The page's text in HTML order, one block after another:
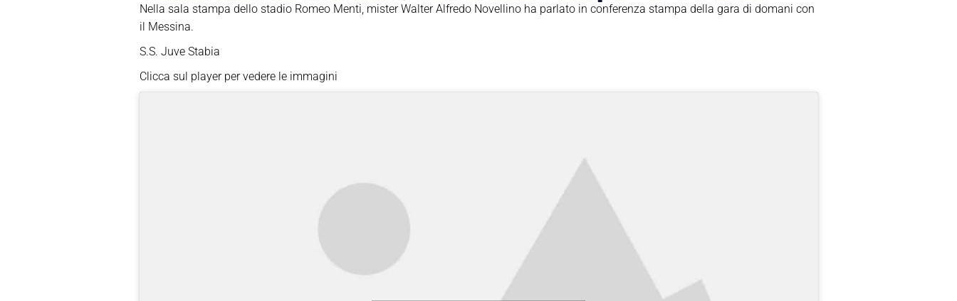
Nella sala stampa dello stadio Romeo Menti, mister Walter Alfredo Novellino ha parlato in conferenza stampa della gara di domani con
il Messina.
S.S. Juve Stabia
Clicca sul player per vedere le immagini